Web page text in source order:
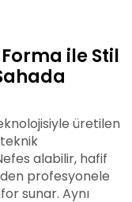
ile Stil
üretilen
teknik
alabilir, hafif
profesyonele
sunar. Aynı